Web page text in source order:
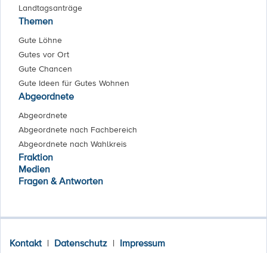
Landtagsanträge
Themen
Gute Löhne
Gutes vor Ort
Gute Chancen
Gute Ideen für Gutes Wohnen
Abgeordnete
Abgeordnete
Abgeordnete nach Fachbereich
Abgeordnete nach Wahlkreis
Fraktion
Medien
Fragen & Antworten
Kontakt | Datenschutz | Impressum